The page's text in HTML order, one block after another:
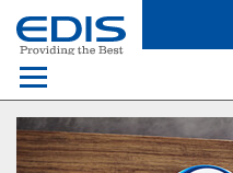
Menü
Domain names